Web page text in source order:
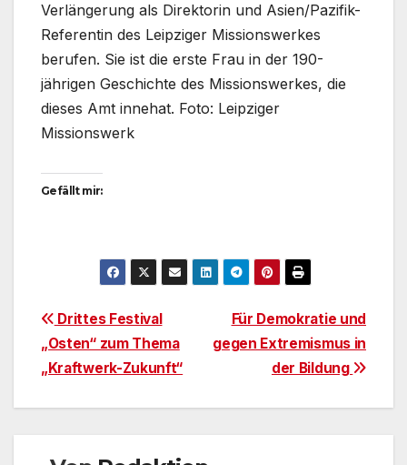
Verlängerung als Direktorin und Asien/Pazifik-
Referentin des Leipziger Missionswerkes
berufen. Sie ist die erste Frau in der 190-
jährigen Geschichte des Missionswerkes, die
dieses Amt innehat. Foto: Leipziger
Missionswerk
Gefällt mir:
Beitragsnavigation
Für Demokratie und
gegen Extremismus in
der Bildung
Drittes Festival
„Osten“ zum Thema
„Kraftwerk-Zukunft“